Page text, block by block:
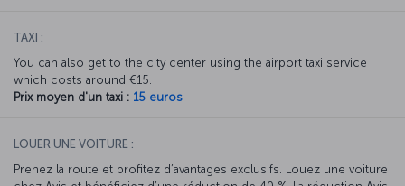
TAXI :
You can also get to the city center using the airport taxi service
which costs around €15.
Prix moyen d'un taxi : 15 euros
LOUER UNE VOITURE :
Prenez la route et profitez d’avantages exclusifs. Louez une voiture